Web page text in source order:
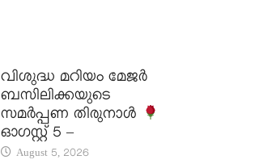
വിശുദ്ധ മറിയം മേജർ
ബസിലിക്കയുടെ
സമർപ്പണ തിരുനാൾ
ഓഗസ്റ്റ് 5 –
August 5, 2026